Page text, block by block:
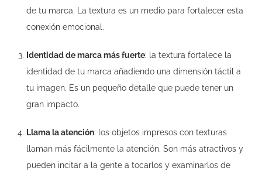
de tu marca. La textura es un medio para fortalecer esta
conexión emocional.
Identidad de marca más fuerte: la textura fortalece la
identidad de tu marca añadiendo una dimensión táctil a
tu imagen. Es un pequeño detalle que puede tener un
gran impacto.
Llama la atención: los objetos impresos con texturas
llaman más fácilmente la atención. Son más atractivos y
pueden incitar a la gente a tocarlos y examinarlos de